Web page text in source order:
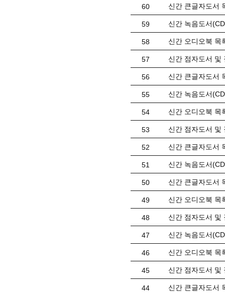
60 신간 큰글자도서
59 신간 녹음도서
58 신간 오디오북 목
57 신간 점자도서 및
56 신간 큰글자도서
55 신간 녹음도서
54 신간 오디오북 목
53 신간 점자도서 및
52 신간 큰글자도서
51 신간 녹음도서
50 신간 큰글자도서
49 신간 오디오북 목
48 신간 점자도서 및
47 신간 녹음도서
46 신간 오디오북 목
45 신간 점자도서 및
44 신간 큰글자도서